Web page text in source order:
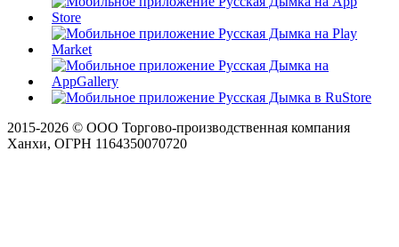
2015-2026 © ООО Торгово-производственная компания
Ханхи, ОГРН 1164350070720